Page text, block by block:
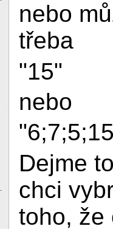
nebo
třeba
"15"
nebo
Dejme
chci
toho, že